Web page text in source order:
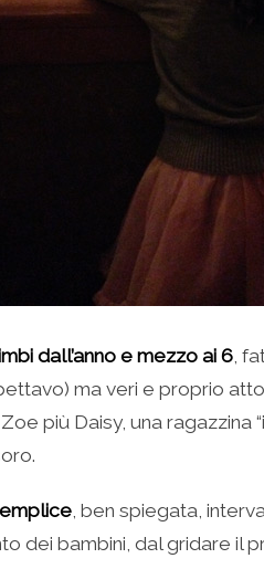
dall’anno e mezzo ai 6 ,
ma veri e proprio
più Daisy, una ragazzina
, ben spiegata,
dei bambini, dal gridare il